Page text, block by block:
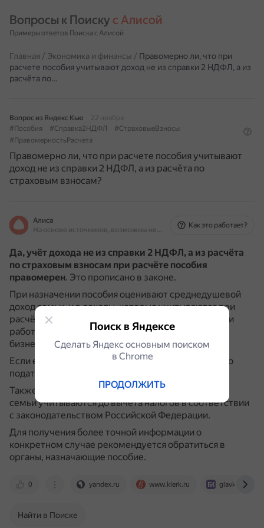
Вопросы к Поиску с Алисой
Примеры ответов Поиска с Алисой
Главная / Экономика и финансы / Правомерно ли, что при
расчете пособия учитывают доход не из справки 2 НДФЛ, а из
расчёта по…
Вопрос из Яндекс Кью
22 ноября
#Пособия
#Справка2НДФЛ
#СтраховыеВзносы
#ПравомерностьРасчета
Правомерно ли, что при расчете пособия учитывают
доход не из справки 2 НДФЛ, а из расчёта по
страховым взносам?
Алиса
На основе источников, возможны неточности
Как это работает?
Да, учёт дохода не из справки 2 НДФЛ, а из расчёта
по страховым взносам при расчёте пособия
правомерен. Это прописано в законе.
При назначении пособия оценивают среднедушевой
доход семьи, и в доходы, которые учитываются при
расчёте, включаются не только зарплаты и премии
работающих лиц, но и пенсии, пособия, доходы от
бизнеса, проценты по вкладам и т. д..
Если есть сомнения в законности действий, можно
подать жалобу.
Также стоит отметить, что доходы каждого члена
семьи учитываются до вычета налогов в соответствии
с законодательством Российской Федерации.
Для получения более точной информации о
конкретном случае рекомендуется обратиться в
органы, назначающие пособие.
0 yandex.ru www.klerk.ru glavkniga.ru
Найти в Поиске
Поиск в Яндексе
Сделать Яндекс основным поиском
в Сhrome
ПРОДОЛЖИТЬ